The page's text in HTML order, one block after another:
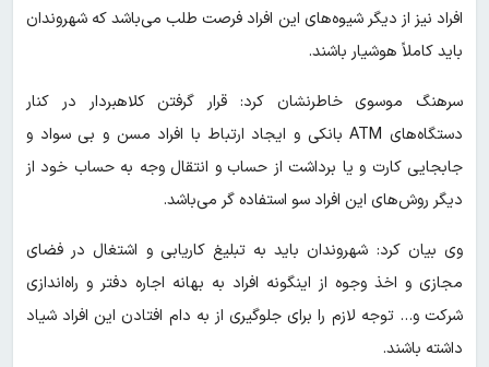
افراد نیز از دیگر شیوه‌های این افراد فرصت طلب می‌باشد که شهروندان
باید کاملاً هوشیار باشند.
سرهنگ موسوی خاطرنشان کرد: قرار گرفتن کلاهبردار در کنار
دستگاه‌های ATM بانکی و ایجاد ارتباط با افراد مسن و بی سواد و
جابجایی کارت و یا برداشت از حساب و انتقال وجه به حساب خود از
دیگر روش‌های این افراد سو استفاده گر می‌باشد.
وی بیان کرد: شهروندان باید به تبلیغ کاریابی و اشتغال در فضای
مجازی و اخذ وجوه از اینگونه افراد به بهانه اجاره دفتر و راه‌اندازی
شرکت و… توجه لازم را برای جلوگیری از به دام افتادن این افراد شیاد
داشته باشند.